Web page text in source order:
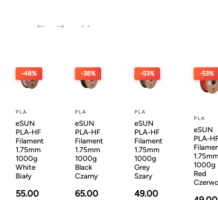
-48%
PLA
eSUN
PLA-HF
Filament
1.75mm
1000g
White
Biały
55.00
-38%
PLA
eSUN
PLA-HF
Filament
1.75mm
1000g
Black
Czarny
65.00
-53%
PLA
eSUN
PLA-HF
Filament
1.75mm
1000g
Grey
Szary
49.00
-53%
PLA
eSUN
PLA-
1000g
Red